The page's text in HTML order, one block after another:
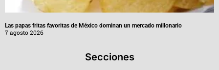
Las papas fritas favoritas de México dominan un mercado millonario
7 agosto 2026
Secciones